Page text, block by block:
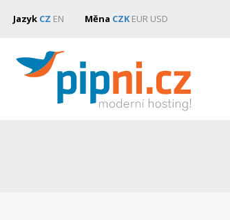
Jazyk CZ EN Měna CZK EUR USD